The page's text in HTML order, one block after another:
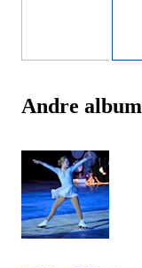
Andre album